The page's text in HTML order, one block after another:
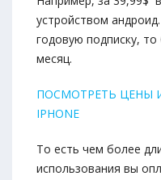
устройством
годовую подписку, то
месяц.
ПОСМОТРЕТЬ ЦЕНЫ
IPHONE
То есть чем более
использования вы